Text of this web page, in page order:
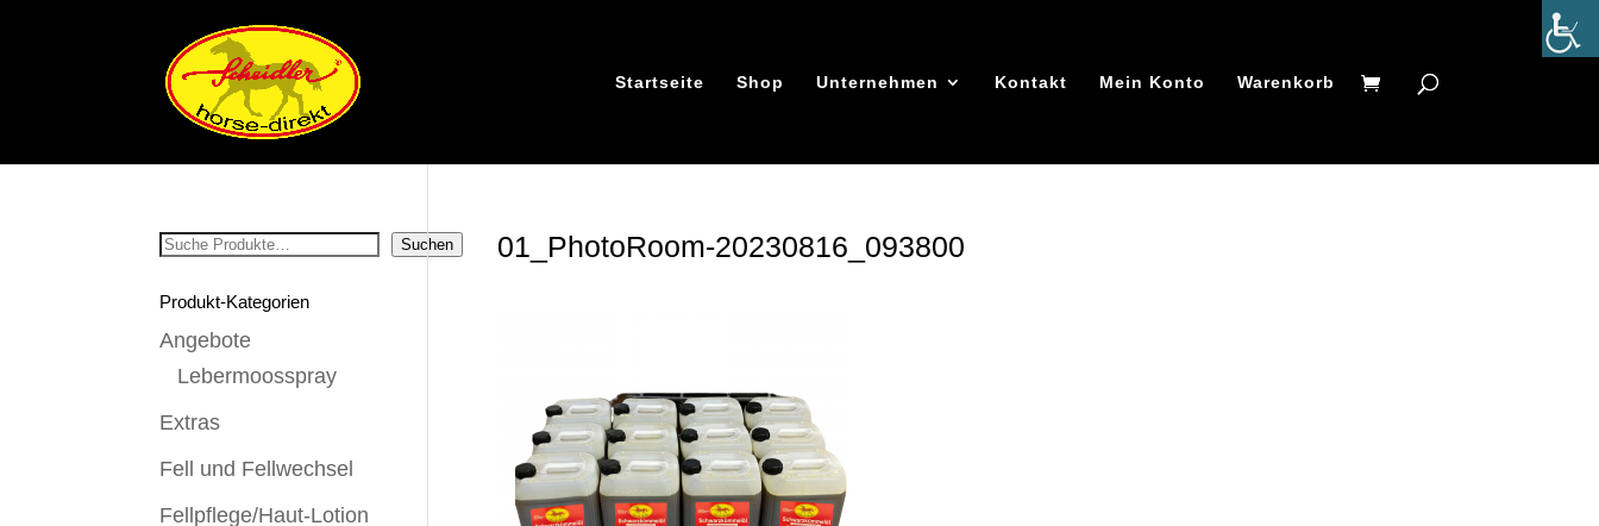
Startseite Shop Unternehmen Kontakt Mein Konto Warenkorb
01_PhotoRoom-20230816_093800
Suchen Suchen
Produkt-Kategorien
Angebote
Lebermoosspray
Extras
Fell und Fellwechsel
Fellpflege/Haut-Lotion